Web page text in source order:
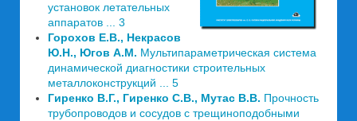
установок летательных
аппаратов ... 3
Горохов Е.В., Некрасов
Ю.Н., Югов А.M. Мультипараметрическая система
динамической диагностики строительных
металлоконструкций ... 5
Гиренко В.Г., Гиренко С.В., Мутас В.В. Прочность
трубопроводов и сосудов с трещиноподобными